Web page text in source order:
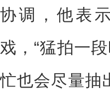
协调，他表
戏，“猛拍一
忙也会尽量抽